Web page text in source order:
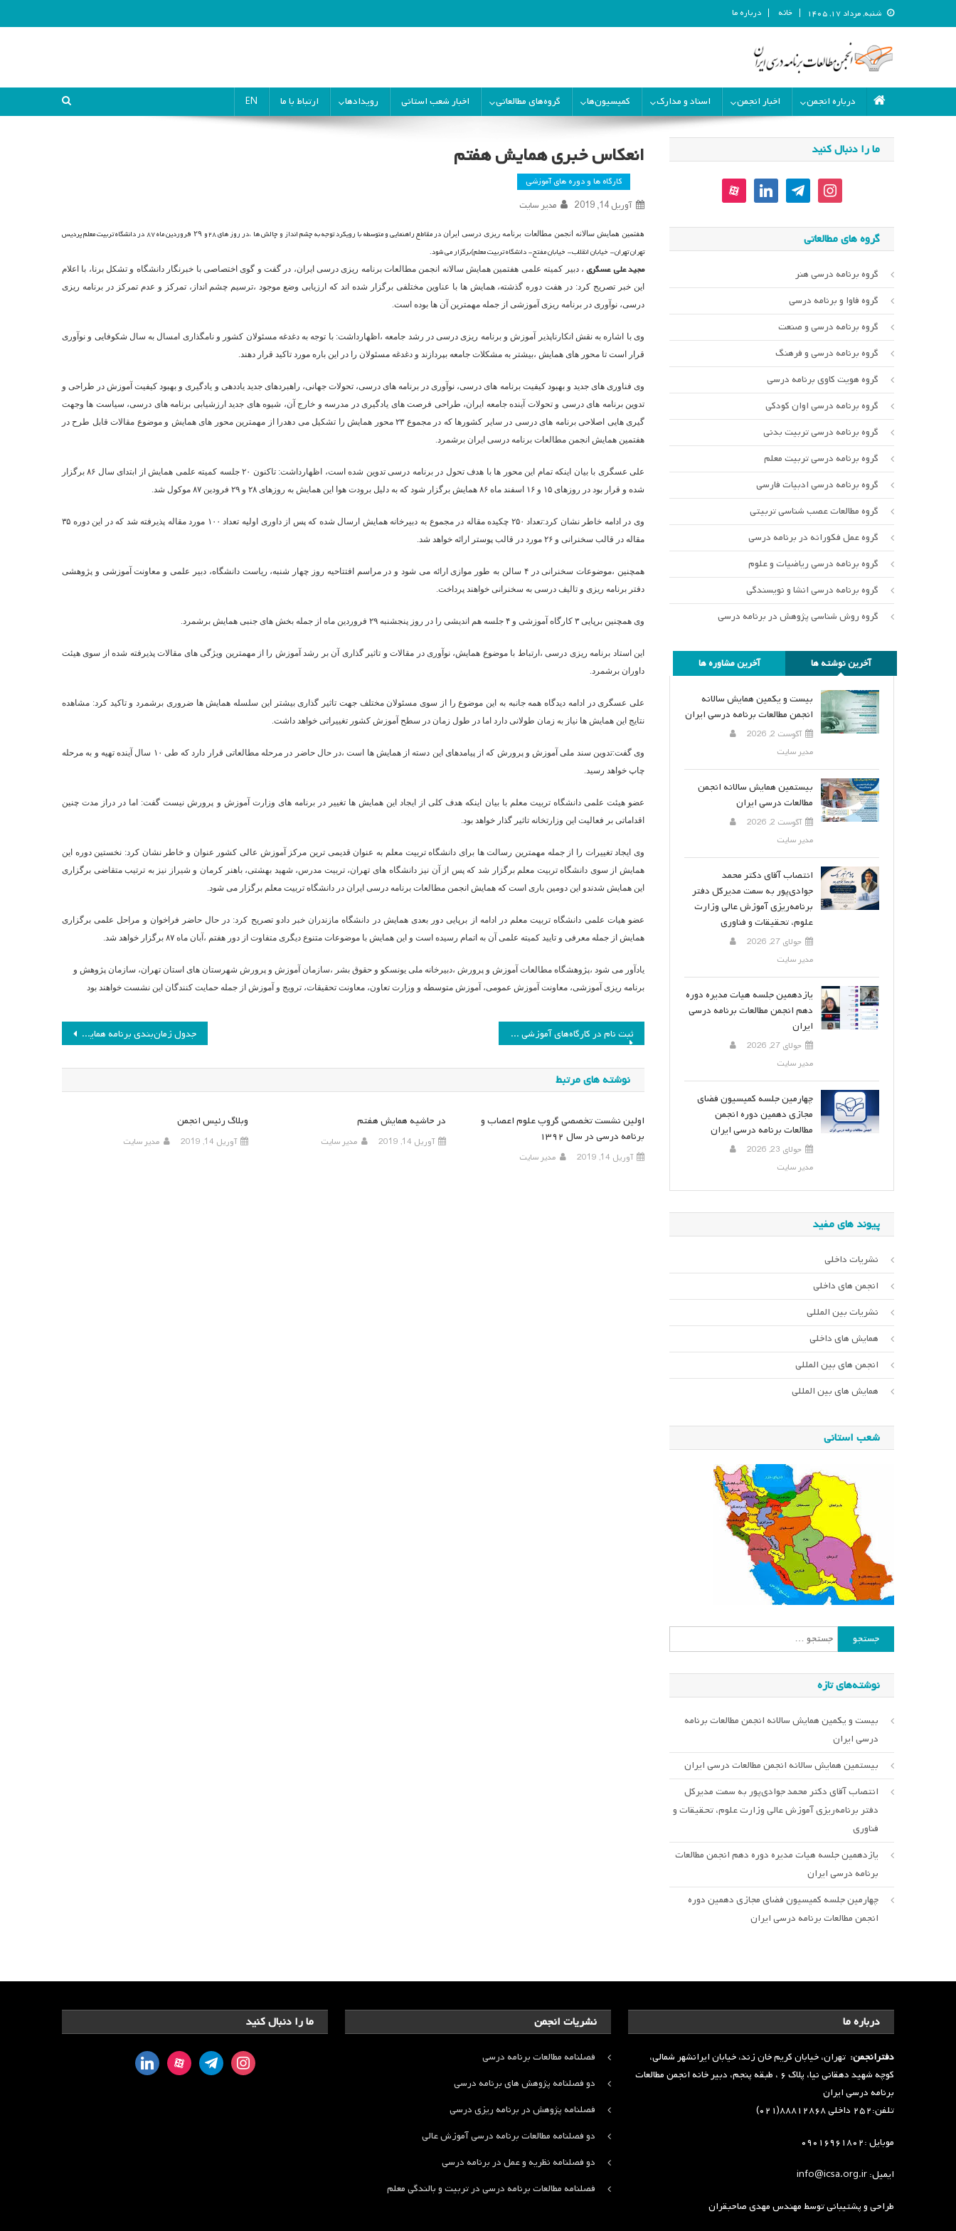
شنبه, مرداد ۱۷, ۱۴۰۵ خانه درباره ما
انجمن مطالعات برنامه درسی ایران
درباره انجمن
اخبار انجمن اسناد و مدارک کمیسیون‌ها گروه‌های مطالعاتی اخبار شعب استانی رویدادها ارتباط با ما EN
انعکاس خبری همایش هفتم
کارگاه ها و دوره های آموزشی
آوریل 14, 2019 مدیر سایت
هفتمین همایش سالانه انجمن مطالعات برنامه ریزی درسی ایران در مقاطع راهنمایی و متوسطه با رویکرد توجه به چشم انداز و چالش ها ،در روز های ۲۸و
فروردین ماه ۸۷ در دانشگاه تربیت معلم پردیس
تهران تهران- خیابان انقلاب- خیابان مفتح- دانشگاه تربیت معلم)برگزار می شود
مجید علی عسگری ، دبیر کمیته علمی هفتمین همایش سالانه انجمن مطالعات برنامه ریزی درسی ایران، در گفت و گوی اختصاصی با خبرنگار دانشگاه و تشکل برنا، با اعلام
این خبر تصریح کرد: در هفت دوره گذشته، همایش ها با عناوین مختلفی برگزار شده اند که ارزیابی وضع موجود ،ترسیم چشم انداز، تمرکز و عدم تمرکز در برنامه ریزی
درسی، نوآوری در برنامه ریزی آموزشی از جمله مهمترین آن ها بوده است.
وی با اشاره به نقش انکارناپذیر آموزش و برنامه ریزی درسی در رشد جامعه ،اظهارداشت: با توجه به دغدغه مسئولان کشور و نامگذاری امسال به سال شکوفایی و نوآوری
قرار است تا محور های همایش ،بیشتر به مشکلات جامعه بپردازند و دغدغه مسئولان را در این باره مورد تاکید قرار دهند.
وی فناوری های جدید و بهبود کیفیت برنامه های درسی، نوآوری در برنامه های درسی، تحولات جهانی، راهبردهای جدید یاددهی و یادگیری و بهبود کیفیت آموزش در طراحی و
تدوین برنامه های درسی و تحولات آینده جامعه ایران، طراحی فرصت های یادگیری در مدرسه و خارج آن، شیوه های جدید ارزشیابی برنامه های درسی، سیاست ها وجهت
گیری هایی اصلاحی برنامه های درسی در سایر کشورها که در مجموع ۲۳ محور همایش را تشکیل می دهدرا از مهمترین محور های همایش و موضوع مقالات قابل طرح در
هفتمین همایش انجمن مطالعات برنامه درسی ایران برشمرد.
علی عسگری با بیان اینکه تمام این محور ها با هدف تحول در برنامه درسی تدوین شده است، اظهارداشت: تاکنون ۲۰ جلسه کمیته علمی همایش از ابتدای سال ۸۶ برگزار
شده و قرار بود در روزهای ۱۵ و ۱۶ اسفند ماه ۸۶ همایش برگزار شود که به دلیل برودت هوا این همایش به روزهای ۲۸ و ۲۹ فرودین ۸۷ موکول شد.
وی در ادامه خاطر نشان کرد:تعداد ۲۵۰ چکیده مقاله در مجموع به دبیرخانه همایش ارسال شده که پس از داوری اولیه تعداد ۱۰۰ مورد مقاله پذیرفته شد که در این دوره ۳۵
مقاله در قالب سخنرانی و ۲۶ مورد در قالب پوستر ارائه خواهد شد.
همچنین ،موضوعات سخنرانی در ۴ سالن به طور موازی ارائه می شود و در مراسم افتتاحیه روز چهار شنبه، ریاست دانشگاه، دبیر علمی و معاونت آموزشی و پژوهشی
دفتر برنامه ریزی و تالیف درسی به سخنرانی خواهند پرداخت.
وی همچنین برپایی ۳ کارگاه آموزشی و ۴ جلسه هم اندیشی را در روز پنجشنبه ۲۹ فروردین ماه از جمله بخش های جنبی همایش برشمرد.
این استاد برنامه ریزی درسی ،ارتباط با موضوع همایش، نوآوری در مقالات و تاثیر گذاری آن بر رشد آموزش را از مهمترین ویژگی های مقالات پذیرفته شده از سوی هیئت
داوران برشمرد.
علی عسگری در ادامه دیدگاه همه جانبه به این موضوع را از سوی مسئولان مختلف جهت تاثیر گذاری بیشتر این سلسله همایش ها ضروری برشمرد و تاکید کرد: مشاهده
نتایج این همایش ها نیاز به زمان طولانی دارد اما در طول زمان در سطح آموزش کشور تغییراتی خواهد داشت.
وی گفت:تدوین سند ملی آموزش و پرورش که از پیامدهای این دسته از همایش ها است ،در حال حاضر در مرحله مطالعاتی قرار دارد که طی ۱۰ سال آینده تهیه و به مرحله
چاپ خواهد رسید.
عضو هیئت علمی دانشگاه تربیت معلم با بیان اینکه هدف کلی از ایجاد این همایش ها تغییر در برنامه های وزارت آموزش و پرورش نیست گفت: اما در دراز مدت چنین
اقداماتی بر فعالیت این وزارتخانه تاثیر گذار خواهد بود.
وی ایجاد تغییرات را از جمله مهمترین رسالت ها برای دانشگاه تربیت معلم به عنوان قدیمی ترین مرکز آموزش عالی کشور عنوان و خاطر نشان کرد: نخستین دوره این
همایش از سوی دانشگاه تربیت معلم برگزار شد که پس از آن نیز دانشگاه های تهران، تربیت مدرس، شهید بهشتی، باهنر کرمان و شیراز نیز به ترتیب متقاضی برگزاری
این همایش شدندو این دومین باری است که همایش انجمن مطالعات برنامه درسی ایران در دانشگاه تربیت معلم برگزار می شود.
عضو هیات علمی دانشگاه تربیت معلم در ادامه از برپایی دور بعدی همایش در دانشگاه مازندران خبر دادو تصریح کرد: در حال حاضر فراخوان و مراحل علمی برگزاری
همایش از جمله معرفی و تایید کمیته علمی آن به اتمام رسیده است و این همایش با موضوعات متنوع دیگری متفاوت از دور هفتم ،آبان ماه ۸۷ برگزار خواهد شد.
یادآور می شود ،پژوهشگاه مطالعات آموزش و پرورش ،دبیرخانه ملی یونسکو و حقوق بشر ،سازمان آموزش و پرورش شهرستان های استان تهران، سازمان پژوهش و
برنامه ریزی آموزشی، معاونت آموزش عمومی، آموزش متوسطه و وزارت تعاون، معاونت تحقیقات، ترویج و آموزش از جمله حمایت کنندگان این نشست خواهند بود
راهبری
نوشته
جدول زمان‌‌‌بندی برنامه‌ همایش هفتم انجمن مطالعات برنامه درسی ایران ثبت نام در کارگاه‌های آموزشی همایش هفتم
نوشته های مرتبط
وبلاگ رئیس انجمن
آوریل 14, 2019 مدیر سایت
در حاشیه همایش هفتم
آوریل 14, 2019 مدیر سایت
اولین نشست تخصصی گروپ علوم اعصاب و
برنامه درسی در سال ۱۳۹۲
آوریل 14, 2019 مدیر سایت
ما را دنبال کنید
instagram
telegram
linkedin
aparat
گروه های مطالعاتی
گروه برنامه درسی هنر
گروه فاوا و برنامه درسی
گروه برنامه درسی و صنعت
گروه برنامه درسی و فرهنگ
گروه هویت کاوی برنامه درسی
گروه برنامه درسی اوان کودکی
گروه برنامه درسی تربیت بدنی
گروه برنامه درسی تربیت معلم
گروه برنامه درسی ادبیات فارسی
گروه مطالعات عصب شناسی تربیتی
گروه عمل فکورانه در برنامه درسی
گروه برنامه درسی ریاضیات و علوم
گروه برنامه درسی انشا و نویسندگی
گروه روش شناسی پژوهش در برنامه درسی
آخرین نوشته ها آخرین مشاوره ها
بیست و یکمین همایش سالانه
انجمن مطالعات برنامه درسی ایران
آگوست 2, 2026
مدیر سایت
بیستمین همایش سالانه انجمن
مطالعات درسی ایران
آگوست 2, 2026
مدیر سایت
انتصاب آقای دکتر محمد
جوادی‌پور به سمت مدیرکل دفتر
برنامه‌ریزی آموزش عالی وزارت
علوم، تحقیقات و فناوری
جولای 27, 2026
مدیر سایت
یازدهمین جلسه هیات مدیره دوره
دهم انجمن مطالعات برنامه درسی
ایران
جولای 27, 2026
مدیر سایت
چهارمین جلسه کمیسیون فضای
مجازی دهمین دوره انجمن
مطالعات برنامه درسی ایران
جولای 23, 2026
مدیر سایت
پیوند های مفید
نشریات داخلی
انجمن های داخلی
نشریات بین المللی
همایش های داخلی
انجمن های بین المللی
همایش های بین المللی
شعب استانی
جستجو
برای:
نوشته‌های تازه
بیست و یکمین همایش سالانه انجمن مطالعات برنامه
درسی ایران
بیستمین همایش سالانه انجمن مطالعات درسی ایران
انتصاب آقای دکتر محمد جوادی‌پور به سمت مدیرکل
دفتر برنامه‌ریزی آموزش عالی وزارت علوم، تحقیقات و
فناوری
یازدهمین جلسه هیات مدیره دوره دهم انجمن مطالعات
برنامه درسی ایران
چهارمین جلسه کمیسیون فضای مجازی دهمین دوره
انجمن مطالعات برنامه درسی ایران
ما را دنبال کنید
instagram
telegram
aparat
linkedin
نشریات انجمن
فصلنامه مطالعات برنامه درسی
دو فصلنامه پژوهش های برنامه درسی
فصلنامه پژوهش در برنامه ریزی درسی
دو فصلنامه مطالعات برنامه درسی آموزش عالی
دو فصلنامه نظریه و عمل در برنامه درسی
فصلنامه مطالعات برنامه درسی در تربیت و بالندگی معلم
درباره ما
دفترانجمن: تهران، خیابان کریم خان زند، خیابان ایرانشهر شمالی،
کوچه شهید دهقانی نیا، پلاک ۶ ، طبقه پنجم، دبیر خانه انجمن مطالعات
برنامه درسی ایران
تلفن:۲۵۲ داخلی ۸۸۸۱۲۸۶۸(۰۲۱)
موبایل :۰۹۰۱۶۹۶۱۸۰۲
ایمیل: info@icsa.org.ir
طراحی و پشتیبانی توسطمهندس مهدی صاحبقران